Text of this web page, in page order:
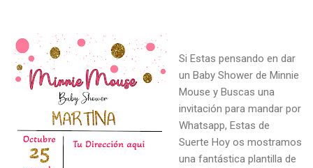
Si Estas pensando en dar
un Baby Shower de Minnie
Mouse y Buscas una
invitación para mandar por
Whatsapp, Estas de
Suerte Hoy os mostramos
una fantástica plantilla de